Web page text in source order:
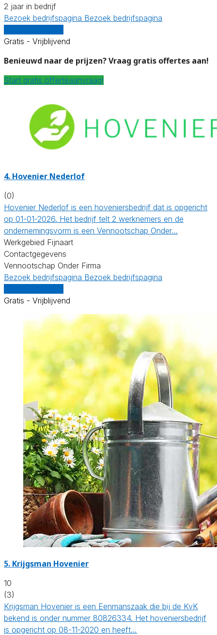
2 jaar in bedrijf
Bezoek bedrijfspagina Bezoek bedrijfspagina
Gratis - Vrijblijvend
Benieuwd naar de prijzen? Vraag gratis offertes aan!
Start gratis offerteaanvraag!
4. Hovenier Nederlof
(0)
Hovenier Nederlof is een hoveniersbedrijf dat is opgericht
op 01-01-2026. Het bedrijf telt 2 werknemers en de
ondernemingsvorm is een Vennootschap Onder…
Werkgebied Fijnaart
Contactgegevens
Vennootschap Onder Firma
Bezoek bedrijfspagina Bezoek bedrijfspagina
Gratis - Vrijblijvend
5. Krijgsman Hovenier
10
(3)
Krijgsman Hovenier is een Eenmanszaak die bij de KvK
bekend is onder nummer 80826334. Het hoveniersbedrijf
is opgericht op 08-11-2020 en heeft…